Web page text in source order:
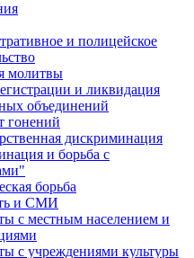
и полицейское
молитвы
и ликвидация
объединений
гонений
дискриминация
и борьба с
борьба
и СМИ
с местным населением и
с учреждениями культуры